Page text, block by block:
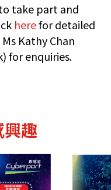
take part and
herefor detailed
Kathy Chan
for enquiries.
趣